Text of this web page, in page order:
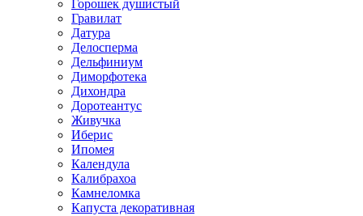
Горошек душистый
Гравилат
Датура
Делосперма
Дельфиниум
Диморфотека
Дихондра
Доротеантус
Живучка
Иберис
Ипомея
Календула
Калибрахоа
Камнеломка
Капуста декоративная